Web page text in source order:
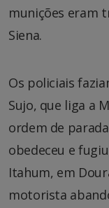
munições eram
Siena.
Os policiais
Sujo, que liga a
ordem de
obedeceu e
Itahum, em
motorista